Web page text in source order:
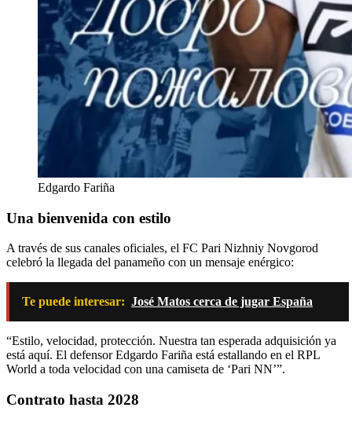
Edgardo Fariña
Una bienvenida con estilo
A través de sus canales oficiales, el FC Pari Nizhniy Novgorod
celebró la llegada del panameño con un mensaje enérgico:
Te puede interesar: José Matos cerca de jugar España
“Estilo, velocidad, protección. Nuestra tan esperada adquisición ya
está aquí. El defensor Edgardo Fariña está estallando en el RPL
World a toda velocidad con una camiseta de ‘Pari NN’”.
Contrato hasta 2028